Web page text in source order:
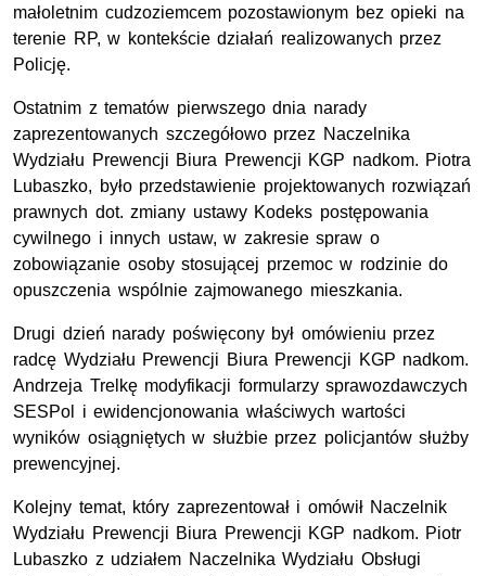
małoletnim cudzoziemcem pozostawionym bez opieki na
terenie RP, w kontekście działań realizowanych przez
Policję.
Ostatnim z tematów pierwszego dnia narady
zaprezentowanych szczegółowo przez Naczelnika
Wydziału Prewencji Biura Prewencji KGP nadkom. Piotra
Lubaszko, było przedstawienie projektowanych rozwiązań
prawnych dot. zmiany ustawy Kodeks postępowania
cywilnego i innych ustaw, w zakresie spraw o
zobowiązanie osoby stosującej przemoc w rodzinie do
opuszczenia wspólnie zajmowanego mieszkania.
Drugi dzień narady poświęcony był omówieniu przez
radcę Wydziału Prewencji Biura Prewencji KGP nadkom.
Andrzeja Trelkę modyfikacji formularzy sprawozdawczych
SESPol i ewidencjonowania właściwych wartości
wyników osiągniętych w służbie przez policjantów służby
prewencyjnej.
Kolejny temat, który zaprezentował i omówił Naczelnik
Wydziału Prewencji Biura Prewencji KGP nadkom. Piotr
Lubaszko z udziałem Naczelnika Wydziału Obsługi